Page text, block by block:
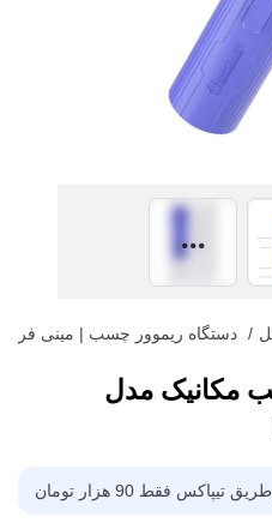
/ دستگاه ریموور چسب | مینی فرز
مکانیک مدل
فقط 90 هزار تومان